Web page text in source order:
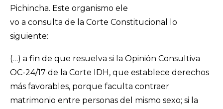
Pichincha. Este organismo ele
vo a consulta de la Corte Constitucional lo
siguiente:
(…) a fin de que resuelva si la Opinión Consultiva
OC-24/17 de la Corte IDH, que establece derechos
más favorables, porque faculta contraer
matrimonio entre personas del mismo sexo; si la